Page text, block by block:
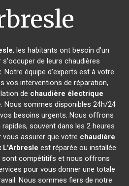
, les habitants ont besoin d'un
s'occuper de leurs chaudières
Notre équipe d'experts est à votre
vos interventions de réparation,
de chaudière électrique
. Nous sommes disponibles 24h/24
besoins urgents. Nous offrons
souvent dans les 2 heures
vous assurer que votre chaudière
L'Arbresle est réparée ou installée
sont compétitifs et nous offrons
pour vous donner une totale
Nous sommes fiers de notre